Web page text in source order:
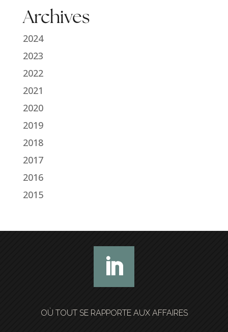
Archives
2024
2023
2022
2021
2020
2019
2018
2017
2016
2015
OÙ TOUT SE RAPPORTE AUX AFFAIRES